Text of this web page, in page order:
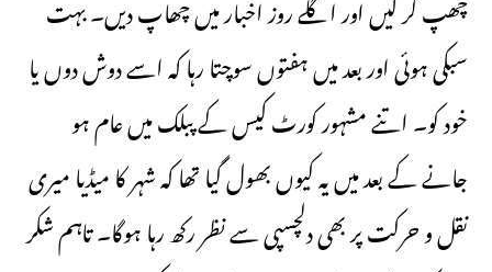
چھپ کر لیں اور اگلے روز اخبار میں چھاپ دیں۔ بہت
سبکی ہوئی اور بعد میں ہفتوں سوچتا رہا کہ اسے دوش دوں یا
خود کو۔ اتنے مشہور کورٹ کیس کے پبلک میں عام ہو
جانے کے بعد میں یہ کیوں بھول گیا تھا کہ شہر کا میڈیا میری
نقل و حرکت پر بھی دلچسپی سے نظر رکھ رہا ہوگا۔ تاہم شکر